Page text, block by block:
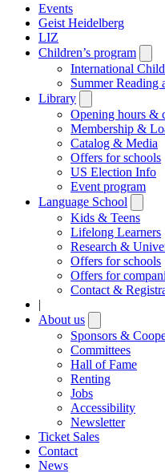
Events
Geist Heidelberg
LIZ
Children’s program
International
Summer
Library
submenu
Opening hours &
Membership &
Catalog & Media
Offers for schools
US Election Info
Event program
Language School
Kids & Teens
Lifelong Learners
Research &
Offers for schools
Offers for
Contact &
|
About us
submenu
Sponsors &
Committees
Hall of Fame
Renting
Jobs
Accessibility
Newsletter
Ticket Sales
Contact
News